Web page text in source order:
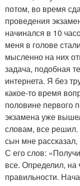
потом, во время
проведения
начинался в 10
меня в голове
мысленно на них
задача, подобная
интернета. Я без
какое-то время
половине первого
экзамена уже
словам, все решил.
сын мне рассказал,
С его слов:
все. Определил, на
правильности.